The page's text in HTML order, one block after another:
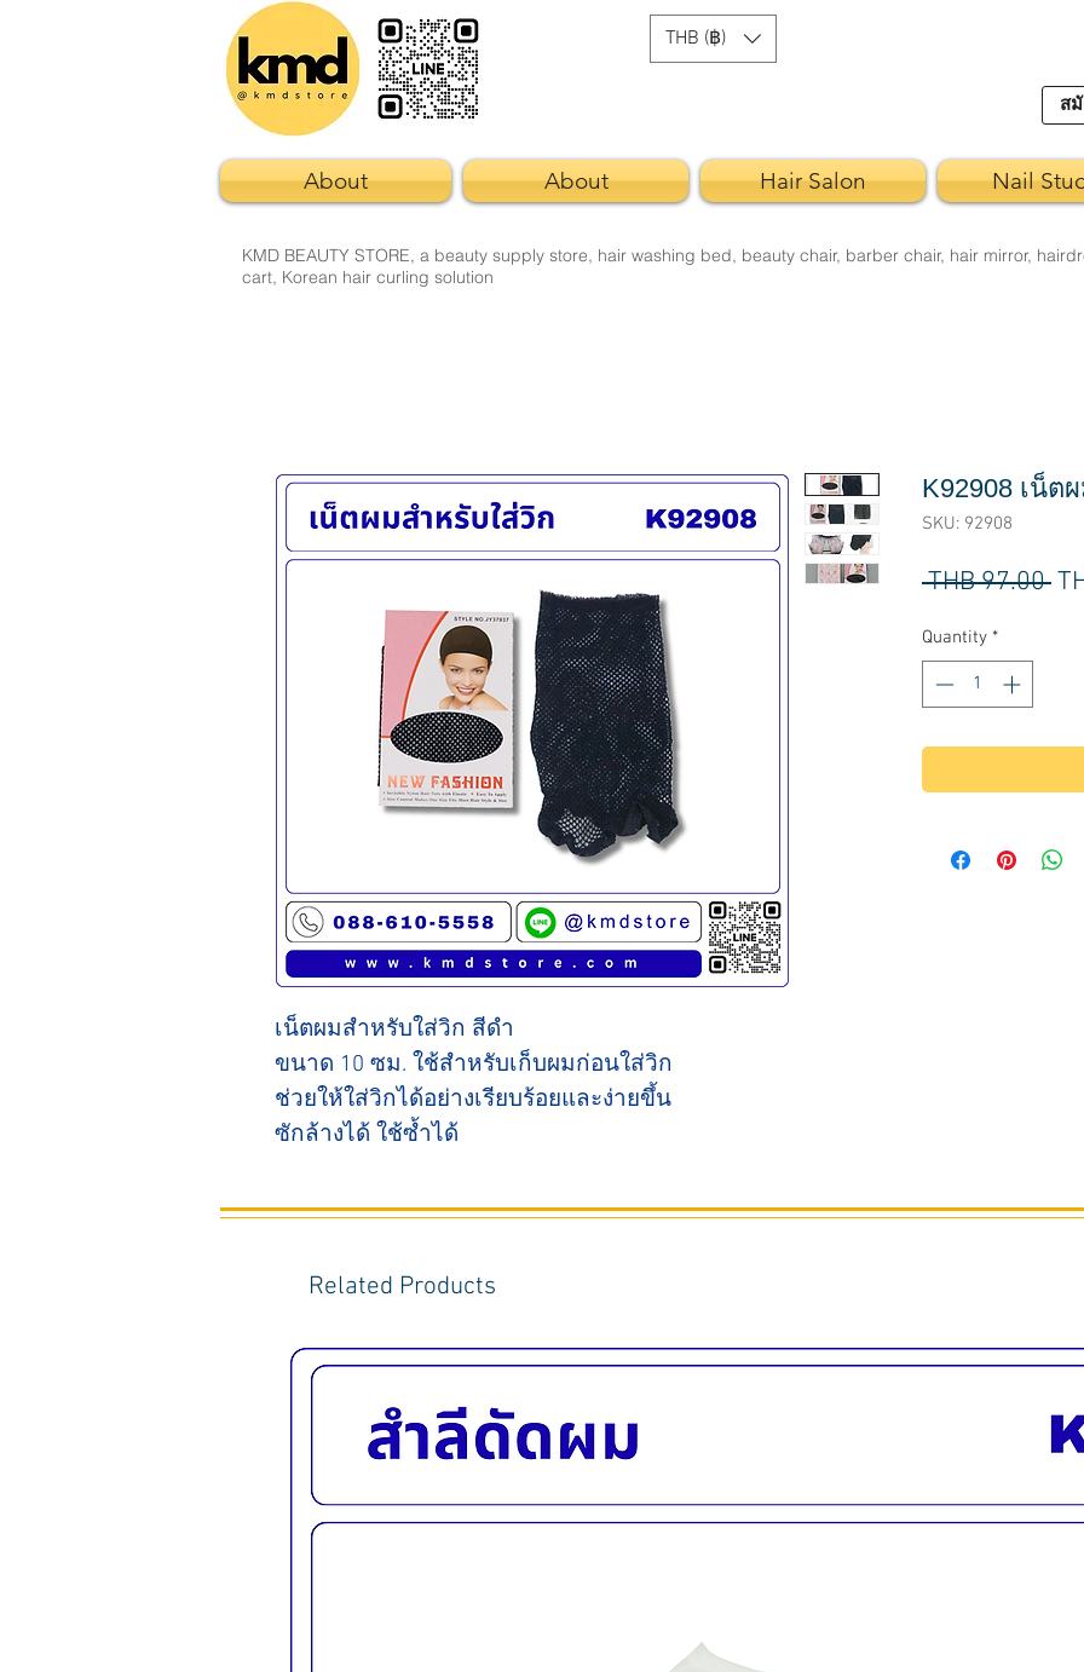
THB (฿)
ส
About About Hair Salon Nail
KMD BEAUTY STORE, a beauty supply store, hair washing bed, beauty chair, barber chair, hair mirror,
cart, Korean hair curling solution
เน็ตผมสำหรับใส่วิก สีดำ
ขนาด 10 ซม. ใช้สำหรับเก็บผมก่อนใส่วิก
ช่วยให้ใส่วิกได้อย่างเรียบร้อยและง่ายขึ้น
ซักล้างได้ ใช้ซ้ำได้
K92908 เน็ต
SKU: 92908
THB 97.00
Quantity *
Related Products